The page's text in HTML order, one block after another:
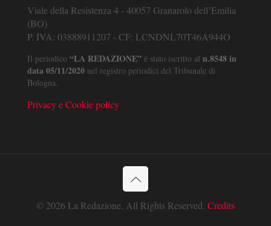
Viale della Resistenza 4 - 40057 Granarolo dell’Emilia
(BO)
P. IVA: 03888911207 - CF: LCNDNL70T46A944O
Il periodico “LA REDAZIONE” è stato iscritto al n.8548 in
data 05/11/2020 nel registro periodici del Tribunale di
Bologna.
Privacy e Cookie policy
© 2026 La Redazione. All Rights Reserved. Credits